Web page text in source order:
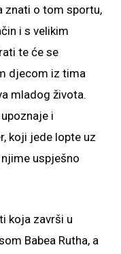
znati o tom sportu,
i s velikim
te će se
djecom iz tima
mladog života.
i
koji jede lopte uz
uspješno
koja završi u
Babea Rutha, a